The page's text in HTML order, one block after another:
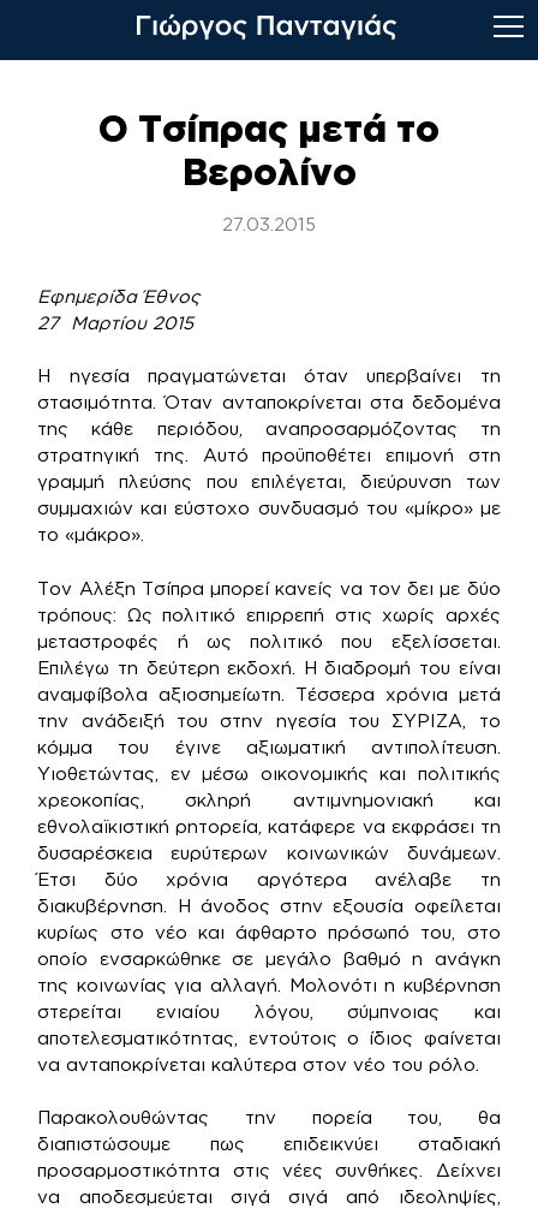
Ο Τσίπρας μετά το
Βερολίνο
27.03.2015
Εφημερίδα Έθνος
27 Μαρτίου2015
Η ηγεσία πραγματώνεται όταν υπερβαίνει τη
στασιμότητα. Όταν ανταποκρίνεται στα δεδομένα
της κάθε περιόδου, αναπροσαρμόζοντας τη
στρατηγική της. Αυτό προϋποθέτει επιμονή στη
γραμμή πλεύσης που επιλέγεται, διεύρυνση των
συμμαχιών και εύστοχο συνδυασμό του «μίκρο» με
το «μάκρο».
Τον Αλέξη Τσίπρα μπορεί κανείς να τον δει με δύο
τρόπους: Ως πολιτικό επιρρεπή στις χωρίς αρχές
μεταστροφές ή ως πολιτικό που εξελίσσεται.
Επιλέγω τη δεύτερη εκδοχή. Η διαδρομή του είναι
αναμφίβολα αξιοσημείωτη. Τέσσερα χρόνια μετά
την ανάδειξή του στην ηγεσία του ΣΥΡΙΖΑ, το
κόμμα του έγινε αξιωματική αντιπολίτευση.
Υιοθετώντας, εν μέσω οικονομικής και πολιτικής
χρεοκοπίας, σκληρή αντιμνημονιακή και
εθνολαϊκιστική ρητορεία, κατάφερε να εκφράσει τη
δυσαρέσκεια ευρύτερων κοινωνικών δυνάμεων.
Έτσι δύο χρόνια αργότερα ανέλαβε τη
διακυβέρνηση. Η άνοδος στην εξουσία οφείλεται
κυρίως στο νέο και άφθαρτο πρόσωπό του, στο
οποίο ενσαρκώθηκε σε μεγάλο βαθμό η ανάγκη
της κοινωνίας για αλλαγή. Μολονότι η κυβέρνηση
στερείται ενιαίου λόγου, σύμπνοιας και
αποτελεσματικότητας, εντούτοις ο ίδιος φαίνεται
να ανταποκρίνεται καλύτερα στον νέο του ρόλο.
Παρακολουθώντας την πορεία του, θα
διαπιστώσουμε πως επιδεικνύει σταδιακή
προσαρμοστικότητα στις νέες συνθήκες. Δείχνει
να αποδεσμεύεται σιγά σιγά από ιδεοληψίες,